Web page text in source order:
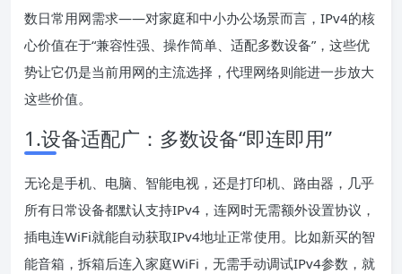
数日常用网需求——对家庭和中小办公场景而言，IPv4的核
心价值在于“兼容性强、操作简单、适配多数设备”，这些优
势让它仍是当前用网的主流选择，代理网络则能进一步放大
这些价值。
1.设备适配广：多数设备“即连即用”
无论是手机、电脑、智能电视，还是打印机、路由器，几乎
所有日常设备都默认支持IPv4，连网时无需额外设置协议，
插电连WiFi就能自动获取IPv4地址正常使用。比如新买的智
能音箱，拆箱后连入家庭WiFi，无需手动调试IPv4参数，就